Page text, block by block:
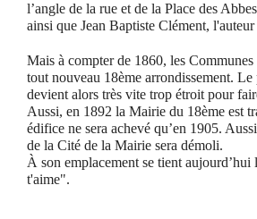
l’angle de la rue et de la Place des
ainsi que Jean Baptiste Clément, l'auteur
Mais à compter de 1860, les
tout nouveau 18ème arrondissement.
devient alors très vite trop étroit pour
Aussi, en 1892 la Mairie du 18ème est
édifice ne sera achevé qu’en 1905.
de la Cité de la Mairie sera démoli.
À son emplacement se tient
t'aime".